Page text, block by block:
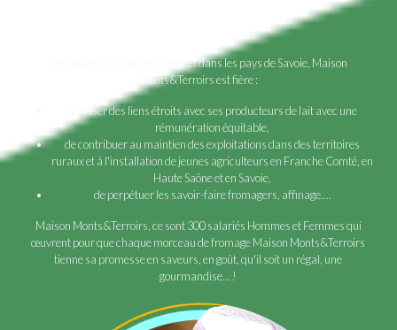
Implantée en Franche Comté et dans les pays de Savoie, Maison
Monts&Terroirs est fière :
de tisser des liens étroits avec ses producteurs de lait avec une
rémunération équitable,
de contribuer au maintien des exploitations dans des territoires
ruraux et à l'installation de jeunes agriculteurs en Franche Comté, en
Haute Saône et en Savoie,
de perpétuer les savoir-faire fromagers, affinage....
Maison Monts&Terroirs, ce sont 300 salariés Hommes et Femmes qui
œuvrent pour que chaque morceau de fromage Maison Monts&Terroirs
tienne sa promesse en saveurs, en goût, qu'il soit un régal, une
gourmandise... !